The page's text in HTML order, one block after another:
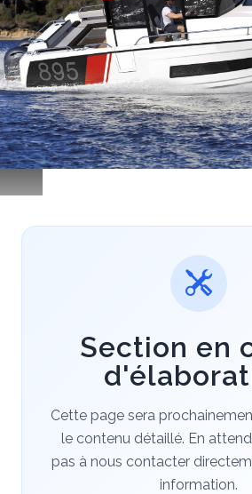
Section en
Cette page sera
le contenu détaillé. En
pas à nous contacter
information.